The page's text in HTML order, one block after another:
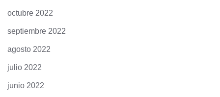
octubre 2022
septiembre 2022
agosto 2022
julio 2022
junio 2022